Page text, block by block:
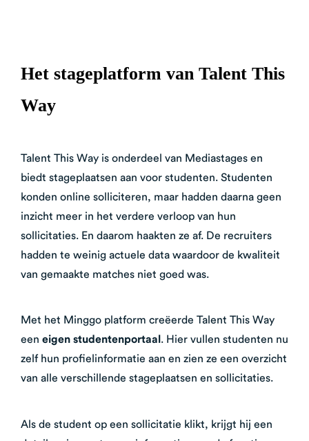
Het stageplatform van Talent This
Way
Talent This Way is onderdeel van Mediastages en
biedt stageplaatsen aan voor studenten. Studenten
konden online solliciteren, maar hadden daarna geen
inzicht meer in het verdere verloop van hun
sollicitaties. En daarom haakten ze af. De recruiters
hadden te weinig actuele data waardoor de kwaliteit
van gemaakte matches niet goed was.
Met het Minggo platform creëerde Talent This Way
een eigen studentenportaal . Hier vullen studenten nu
zelf hun profielinformatie aan en zien ze een overzicht
van alle verschillende stageplaatsen en sollicitaties.
Als de student op een sollicitatie klikt, krijgt hij een